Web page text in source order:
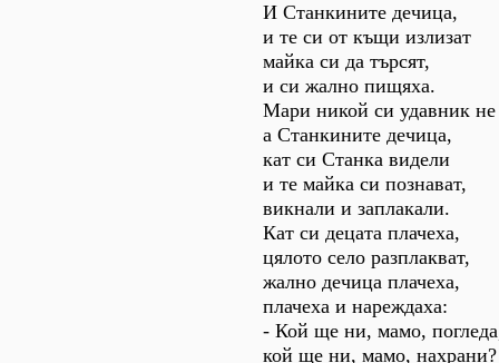
И Станкините дечица,
и те си от къщи излизат
майка си да търсят,
и си жално пищяха.
Мари никой си удавник не
а Станкините дечица,
кат си Станка видели
и те майка си познават,
викнали и заплакали.
Кат си децата плачеха,
цялото село разплакват,
жално дечица плачеха,
плачеха и нареждаха:
- Кой ще ни, мамо,
кой ще ни, мамо, нахрани?